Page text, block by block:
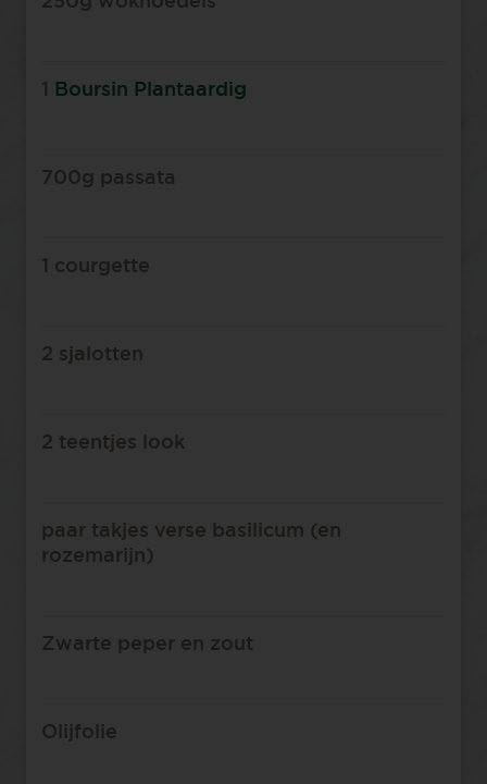
1 Boursin Plantaardig
700g passata⁠
1 courgette⁠
2 sjalotten⁠
2 teentjes look⁠
paar takjes verse basilicum (en
rozemarijn) ⁠
Zwarte peper en zout⁠
Olijfolie⁠